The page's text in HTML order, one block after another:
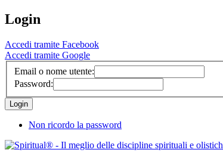
Login
Accedi tramite Facebook
Accedi tramite Google
Email o nome utente:
Password:
Non ricordo la password